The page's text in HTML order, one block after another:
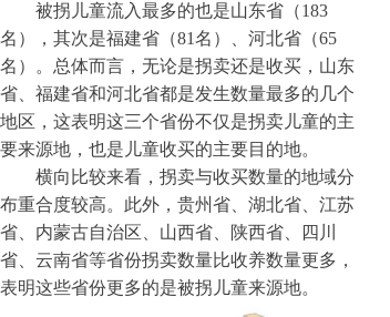
被拐儿童流入最多的也是山东省（183
名），其次是福建省（81名）、河北省（65
名）。总体而言，无论是拐卖还是收买，山东
省、福建省和河北省都是发生数量最多的几个
地区，这表明这三个省份不仅是拐卖儿童的主
要来源地，也是儿童收买的主要目的地。
横向比较来看，拐卖与收买数量的地域分
布重合度较高。此外，贵州省、湖北省、江苏
省、内蒙古自治区、山西省、陕西省、四川
省、云南省等省份拐卖数量比收养数量更多，
表明这些省份更多的是被拐儿童来源地。